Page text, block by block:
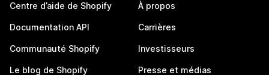
Centre d’aide de Shopify
Documentation API
Communauté Shopify
Le blog de Shopify
À propos
Carrières
Investisseurs
Presse et médias